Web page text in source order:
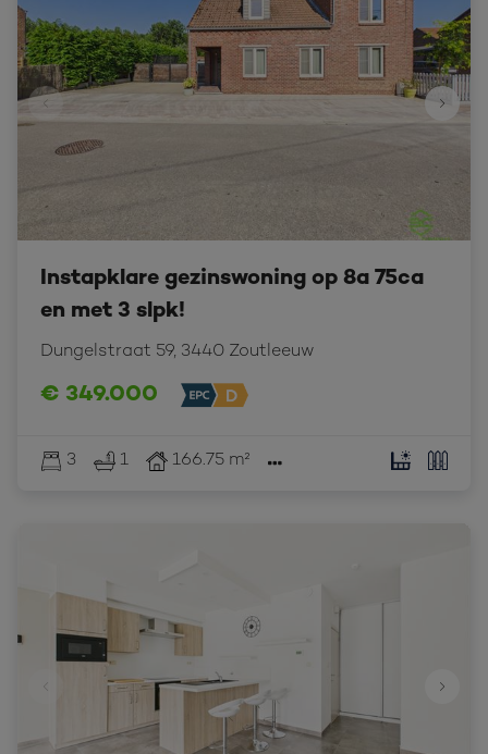
Instapklare gezinswoning op 8a 75ca
en met 3 slpk!
Dungelstraat 59, 3440 Zoutleeuw
€ 349.000
3 1 166.75 m²